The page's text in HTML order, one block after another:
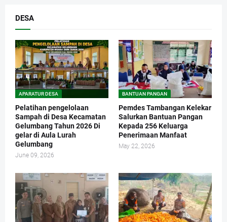
DESA
APARATUR DESA
Pelatihan pengelolaan
Sampah di Desa Kecamatan
Gelumbang Tahun 2026 Di
gelar di Aula Lurah
Gelumbang
June 09, 2026
BANTUAN PANGAN
Pemdes Tambangan Kelekar
Salurkan Bantuan Pangan
Kepada 256 Keluarga
Penerimaan Manfaat
May 22, 2026